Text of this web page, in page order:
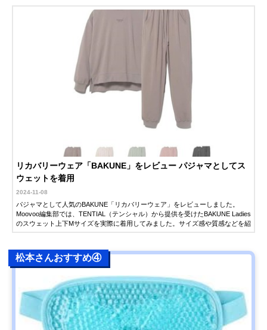
リカバリーウェア「BAKUNE」をレビュー パジャマとしてス
ウェットを着用
2024-11-08
パジャマとして人気のBAKUNE「リカバリーウェア」をレビューしました。
Moovoo編集部では、TENTIAL（テンシャル）から提供を受けたBAKUNE Ladies
のスウェット上下Mサイズを実際に着用してみました。サイズ感や質感などを紹
松本さんおすすめ④